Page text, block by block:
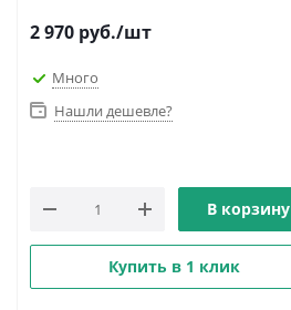
2 970 руб./шт
Много
Нашли дешевле?
В корзину
Купить в 1 клик